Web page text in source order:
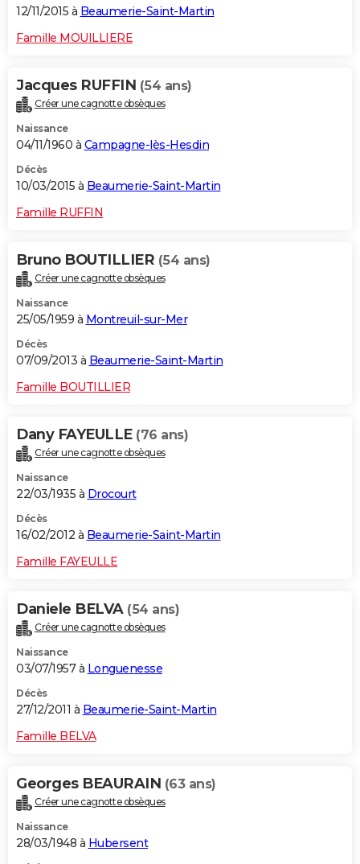
12/11/2015 à Beaumerie-Saint-Martin
Famille MOUILLIERE
Jacques RUFFIN (54 ans)
Créer une cagnotte obsèques
Naissance
04/11/1960 à Campagne-lès-Hesdin
Décès
10/03/2015 à Beaumerie-Saint-Martin
Famille RUFFIN
Bruno BOUTILLIER (54 ans)
Créer une cagnotte obsèques
Naissance
25/05/1959 à Montreuil-sur-Mer
Décès
07/09/2013 à Beaumerie-Saint-Martin
Famille BOUTILLIER
Dany FAYEULLE (76 ans)
Créer une cagnotte obsèques
Naissance
22/03/1935 à Drocourt
Décès
16/02/2012 à Beaumerie-Saint-Martin
Famille FAYEULLE
Daniele BELVA (54 ans)
Créer une cagnotte obsèques
Naissance
03/07/1957 à Longuenesse
Décès
27/12/2011 à Beaumerie-Saint-Martin
Famille BELVA
Georges BEAURAIN (63 ans)
Créer une cagnotte obsèques
Naissance
28/03/1948 à Hubersent